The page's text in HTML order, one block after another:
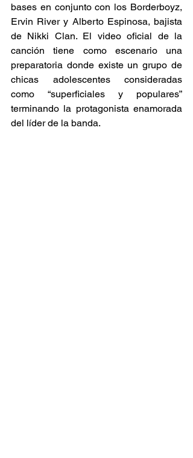
bases en conjunto con los Borderboyz,
Ervin River y Alberto Espinosa, bajista
de Nikki Clan. El video oficial de la
canción tiene como escenario una
preparatoria donde existe un grupo de
chicas adolescentes consideradas
como “superficiales y populares”
terminando la protagonista enamorada
del líder de la banda.